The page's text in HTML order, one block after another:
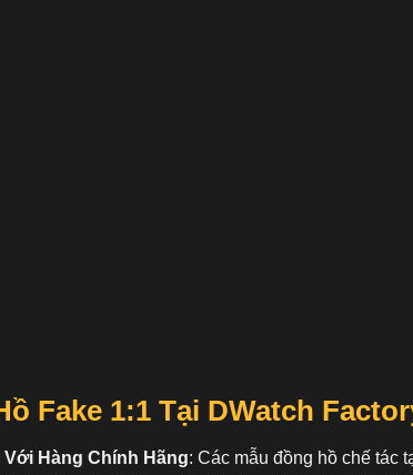
Fake 1:1 Tại DWatch
Hàng Chính Hãng: Các mẫu đồng hồ chế tác